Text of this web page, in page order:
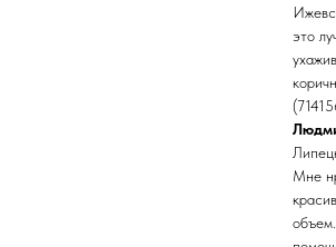
это
Мне